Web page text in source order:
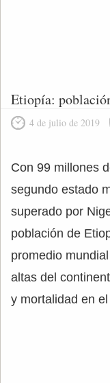
Etiopía:
4 de julio de 2019
Con 99 millones
segundo estado
superado por
población de
promedio
altas del
y mortalidad en